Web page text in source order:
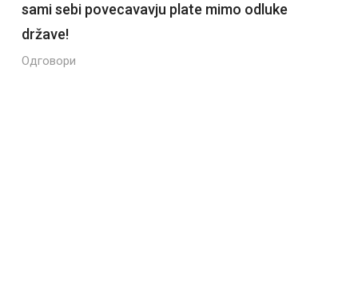
sami sebi povecavavju plate mimo odluke
države!
Одговори